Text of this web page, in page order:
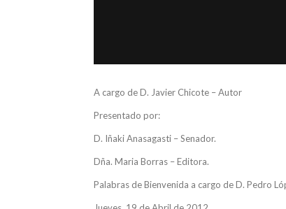
A cargo de D. Javier Chicote – Autor
Presentado por:
D. Iñaki Anasagasti – Senador.
Dña. Maria Borras – Editora.
Palabras de Bienvenida a cargo de D. Pedro